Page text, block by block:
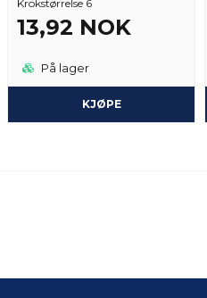
Krokstørrelse 6
13,92 NOK
På lager
KJØPE